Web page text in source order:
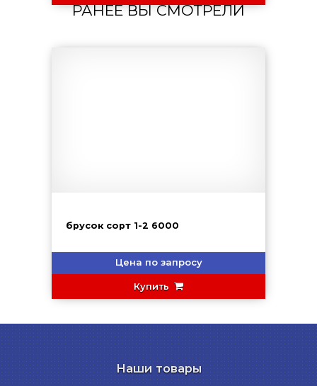
РАНЕЕ ВЫ СМОТРЕЛИ
брусок сорт 1-2 6000
Цена по запросу
Купить
Наши товары